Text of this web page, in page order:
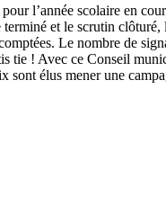
l’année scolaire en
et le scrutin clôturé,
Le nombre de
tie ! Avec ce Conseil
élus mener une